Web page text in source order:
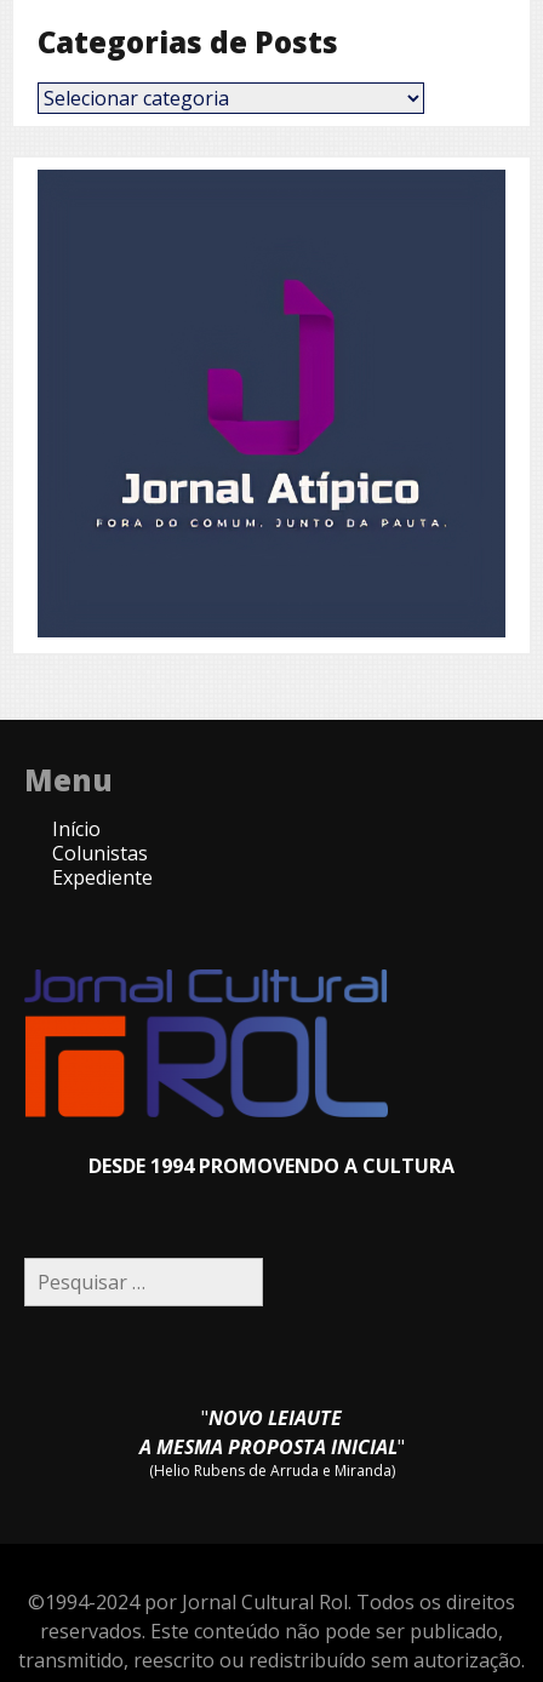
Categorias de Posts
Categorias
de
Menu
Início
Colunistas
Expediente
DESDE 1994 PROMOVENDO A CULTURA
Pesquisar
por:
"NOVO LEIAUTE
A MESMA PROPOSTA INICIAL"
(Helio Rubens de Arruda e Miranda)
©1994-2024 por Jornal Cultural Rol. Todos os direitos
reservados. Este conteúdo não pode ser publicado,
transmitido, reescrito ou redistribuído sem autorização.